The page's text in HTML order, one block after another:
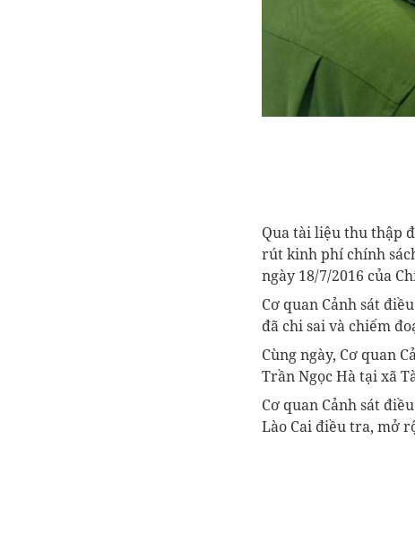
Qua tài liệu thu thập
rút kinh phí chính
ngày 18/7/2016 của
Cơ quan Cảnh sát
đã chi sai và chiếm
Cùng ngày, Cơ quan
Trần Ngọc Hà tại xã
Cơ quan Cảnh sát
Lào Cai điều tra, mở